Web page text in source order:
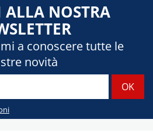
ALLA NOSTRA
a conoscere tutte le
novità